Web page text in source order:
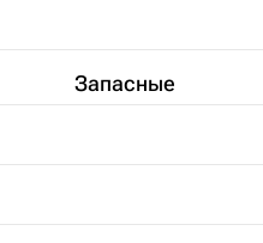
Запасные